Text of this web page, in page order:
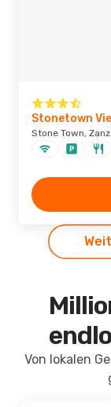
Stonetown
Stone Town,
Von lokalen